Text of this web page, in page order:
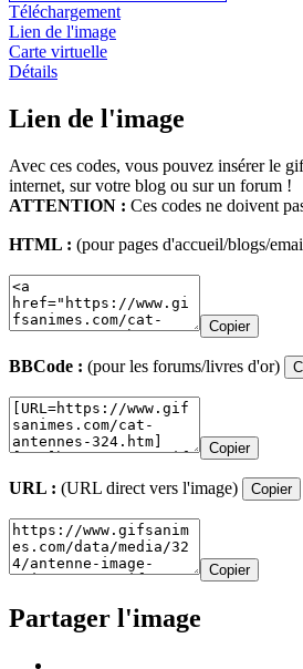
Téléchargement
Lien de l'image
Carte virtuelle
Détails
Lien de l'image
Avec ces codes, vous pouvez insérer le
internet, sur votre blog ou sur un forum !
ATTENTION : Ces codes ne doivent
HTML : (pour pages d'accueil/blogs/
Copier
BBCode : (pour les forums/livres d'or)
Copier
URL : (URL direct vers l'image) Copier
Copier
Partager l'image